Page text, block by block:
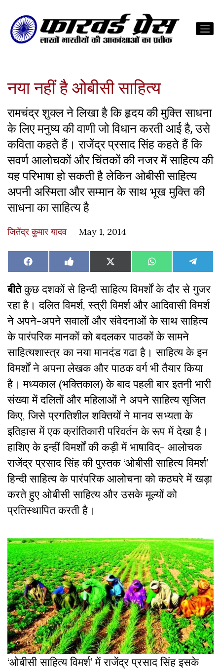
नया नहीं है ओबीसी साहित्य
रामचंद्र शुक्ल ने लिखा है कि हृदय की मुक्ति साधना
के लिए मनुष्य की वाणी जो विधान करती आई है, उसे
कविता कहते हैं। राजेंद्र प्रसाद सिंह कहते हैं कि
सवर्ण आलोचकों और चिंतकों की नजर में साहित्य की
यह परिभाषा हो सकती है लेकिन ओबीसी साहित्य
अपनी अस्मिता और सम्मान के साथ भूख मुक्ति की
साधना का साहित्य है
जितेंद्र कुमार यादव May 1, 2014
Share
on
Facebook Share
on
Like
on
Facebook
Share
on
X
(Twitter)
Share
on
WhatsAppShare
on
बीतेकुछ दशकों से हिन्दी साहित्य विमर्शों के दौर से गुजर
रहा है। दलित विमर्श, स्त्री विमर्श और आदिवासी विमर्श
ने अपने-अपने सवालों और संवेदनाओं के साथ साहित्य
के पारंपरिक मानकों को बदलकर पाठकों के सामने
साहित्यशास्त्र का नया मानदंड गढा है। साहित्य के इन
विमर्शों ने अपना लेखक और पाठक वर्ग भी तैयार किया
है। मध्यकाल (भक्तिकाल) के बाद पहली बार इतनी भारी
संख्या में दलितों और महिलाओं ने अपने साहित्य सृजित
किए, जिसे प्रगतिशील शक्तियों ने मानव सभ्यता के
इतिहास में एक क्रांतिकारी परिवर्तन के रूप में देखा है।
हाशिए के इन्हीं विमर्शों की कड़ी में भाषाविद्- आलोचक
राजेंद्र प्रसाद सिंह की पुस्तक ‘ओबीसी साहित्य विमर्श’
हिन्दी साहित्य के पारंपरिक आलोचना को कठघरे में खड़ा
करते हुए ओबीसी साहित्य और उसके मूल्यों को
प्रतिस्थापित करती है।
‘ओबीसी साहित्य विमर्श’ में राजेंद्र प्रसाद सिंह इसके